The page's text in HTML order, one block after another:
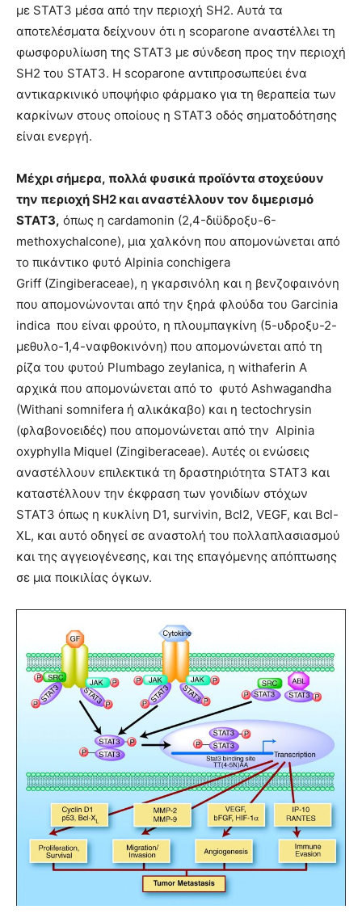
με STAT3 μέσα από την περιοχή SH2. Αυτά τα
αποτελέσματα δείχνουν ότι η scoparone αναστέλλει τη
φωσφορυλίωση της STAT3 με σύνδεση προς την περιοχή
SH2 του STAT3. Η scoparone αντιπροσωπεύει ένα
αντικαρκινικό υποψήφιο φάρμακο για τη θεραπεία των
καρκίνων στους οποίους η STAT3 οδός σηματοδότησης
είναι ενεργή.
Μέχρι σήμερα, πολλά φυσικά προϊόντα στοχεύουν
την περιοχή SH2 και αναστέλλουν τον διμερισμό
STAT3, όπως η cardamonin (2,4-διϋδροξυ-6-
methoxychalcone), μια χαλκόνη που απομονώνεται από
το πικάντικο φυτό Alpinia conchigera
Griff (Zingiberaceae), η γκαρσινόλη και η βενζοφαινόνη
που απομονώνονται από την ξηρά φλούδα του Garcinia
indica που είναι φρούτο, η πλουμπαγκίνη (5-υδροξυ-2-
μεθυλο-1,4-ναφθοκινόνη) που απομονώνεται από τη
ρίζα του φυτού Plumbago zeylanica, η withaferin A
αρχικά που απομονώνεται από το φυτό Ashwagandha
(Withani somnifera ή αλικάκαβο) και η tectochrysin
(φλαβονοειδές) που απομονώνεται από την Alpinia
oxyphylla Miquel (Zingiberaceae). Αυτές οι ενώσεις
αναστέλλουν επιλεκτικά τη δραστηριότητα STAT3 και
καταστέλλουν την έκφραση των γονιδίων στόχων
STAT3 όπως η κυκλίνη D1, survivin, Bcl2, VEGF, και Bcl-
XL, και αυτό οδηγεί σε αναστολή του πολλαπλασιασμού
και της αγγειογένεσης, και της επαγόμενης απόπτωσης
σε μια ποικιλίας όγκων.